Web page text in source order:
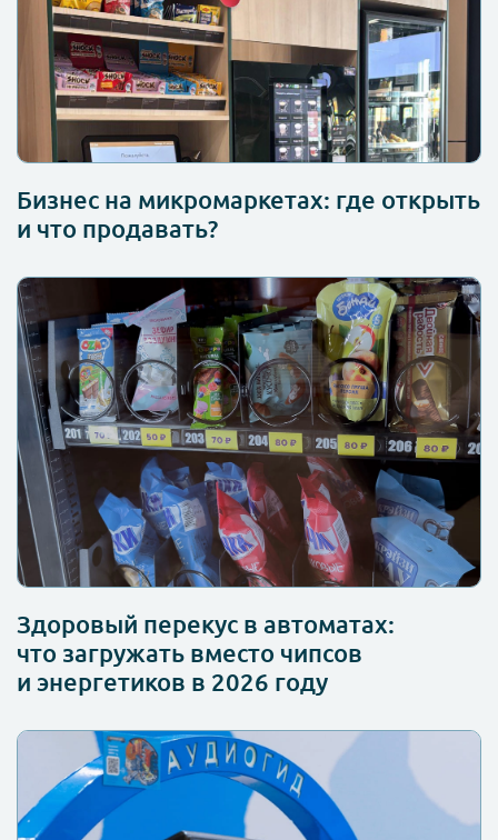
Бизнес на микромаркетах: где открыть
и что продавать?
Здоровый перекус в автоматах:
что загружать вместо чипсов
и энергетиков в 2026 году